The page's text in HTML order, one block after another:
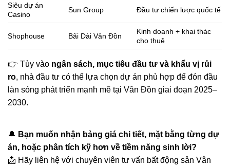
Siêu dự án
Casino
Sun Group Đầu tư chiến lược quốc tế
Shophouse Bãi Dài Vân Đồn
Kinh doanh + khai thác
cho thuê
👉 Tùy vào ngân sách, mục tiêu đầu tư và khẩu vị rủi
ro, nhà đầu tư có thể lựa chọn dự án phù hợp để đón đầu
làn sóng phát triển mạnh mẽ tại Vân Đồn giai đoạn 2025–
2030.
🔔 Bạn muốn nhận bảng giá chi tiết, mặt bằng từng dự
án, hoặc phân tích kỹ hơn về tiềm năng sinh lời?
📩 Hãy liên hệ với chuyên viên tư vấn bất động sản Vân